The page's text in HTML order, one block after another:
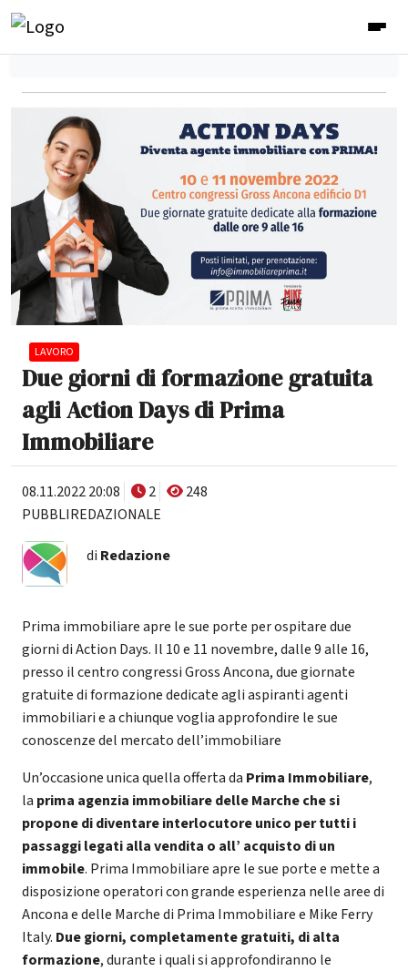
LAVORO
Due giorni di formazione gratuita
agli Action Days di Prima
Immobiliare
08.11.2022 20:08 2
248
PUBBLIREDAZIONALE
di Redazione
Prima immobiliare apre le sue porte per ospitare due
giorni di Action Days. Il 10 e 11 novembre, dalle 9 alle 16,
presso il centro congressi Gross Ancona, due giornate
gratuite di formazione dedicate agli aspiranti agenti
immobiliari e a chiunque voglia approfondire le sue
conoscenze del mercato dell’immobiliare
Un’occasione unica quella offerta da Prima Immobiliare,
la prima agenzia immobiliare delle Marche che si
propone di diventare interlocutore unico per tutti i
passaggi legati alla vendita o all’ acquisto di un
immobile. Prima Immobiliare apre le sue porte e mette a
disposizione operatori con grande esperienza nelle aree di
Ancona e delle Marche di Prima Immobiliare e Mike Ferry
Italy. Due giorni, completamente gratuiti, di alta
formazione, durante i quali si approfondiranno le